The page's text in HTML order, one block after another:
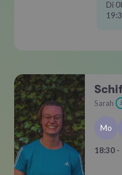
Di
Sarah
Mo
18:30 -